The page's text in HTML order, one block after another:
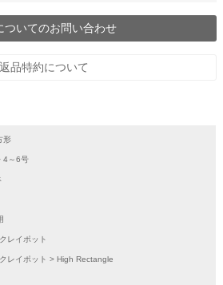
ついてのお問い合わせ
返品特約について
形
4～6号
クレイポット
クレイポット High Rectangle